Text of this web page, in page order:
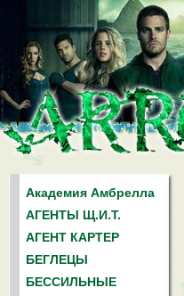
Академия Амбрелла
АГЕНТЫ Щ.И.Т.
АГЕНТ КАРТЕР
БЕГЛЕЦЫ
БЕССИЛЬНЫЕ